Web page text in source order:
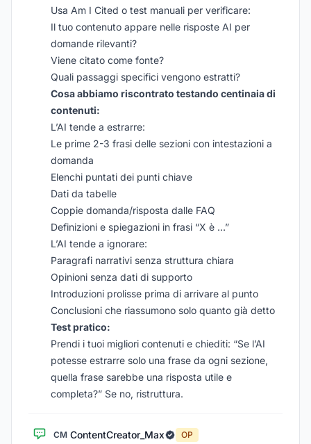
Usa Am I Cited o test manuali per verificare:
Il tuo contenuto appare nelle risposte AI per
domande rilevanti?
Viene citato come fonte?
Quali passaggi specifici vengono estratti?
Cosa abbiamo riscontrato testando centinaia di
contenuti:
L’AI tende a estrarre:
Le prime 2-3 frasi delle sezioni con intestazioni a
domanda
Elenchi puntati dei punti chiave
Dati da tabelle
Coppie domanda/risposta dalle FAQ
Definizioni e spiegazioni in frasi “X è …”
L’AI tende a ignorare:
Paragrafi narrativi senza struttura chiara
Opinioni senza dati di supporto
Introduzioni prolisse prima di arrivare al punto
Conclusioni che riassumono solo quanto già detto
Test pratico:
Prendi i tuoi migliori contenuti e chiediti: “Se l’AI
potesse estrarre solo una frase da ogni sezione,
quella frase sarebbe una risposta utile e
completa?” Se no, ristruttura.
CM ContentCreator_Max
OP